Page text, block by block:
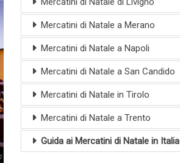
Mercatini di Natale a Merano
Mercatini di Natale a Napoli
Mercatini di Natale a San Candido
Mercatini di Natale in Tirolo
Mercatini di Natale a Trento
Guida ai Mercatini di Natale in Italia